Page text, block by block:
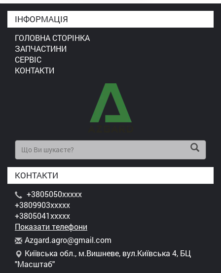
ІНФОРМАЦІЯ
ГОЛОВНА СТОРІНКА
ЗАПЧАСТИНИ
СЕРВІС
КОНТАКТИ
КОНТАКТИ
+3805050xxxxx
+3809903xxxxx
+3805041xxxxx
Показати телефони
Azgard.agro@gmail.com
Київська обл., м.Вишневе, вул.Київська 4, БЦ
"Масштаб"